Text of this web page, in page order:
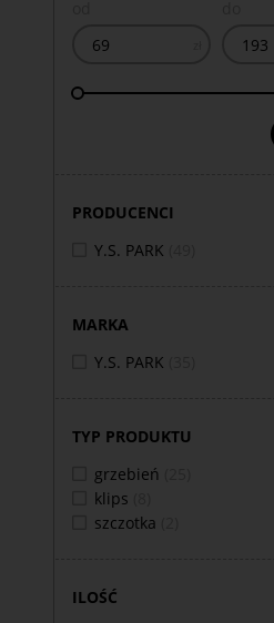
PRODUCENCI
Y.S. PARK
MARKA
Y.S. PARK
TYP PRODUKTU
grzebień
klips
szczotka
ILOŚĆ